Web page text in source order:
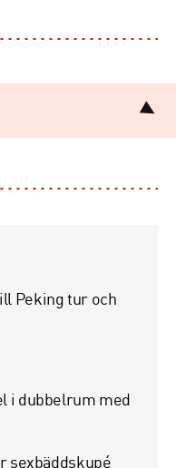
Peking tur och
i dubbelrum med
sexbäddskupé